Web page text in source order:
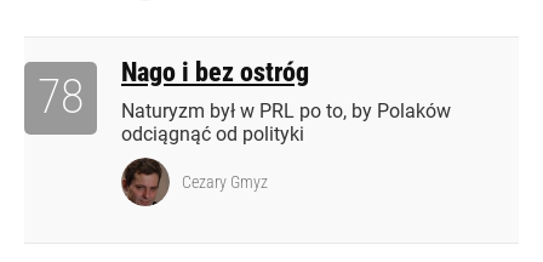
Nago i bez ostróg
Naturyzm był w PRL po to, by Polaków
odciągnąć od polityki
78
Cezary Gmyz